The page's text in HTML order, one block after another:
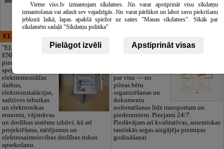
ELECTRIC ENERGY
"ELECTRIC
ENERGY Kandava"
piedāvā pilna
spektra
elektromontāžas
darbus,
elektroinstalācijas,
sadzīves tehnikas
un elektronikas
remontu, vājstrāvas
un drošības sistēmu izbūvi, kā arī
projektēšanu, mērījumus un
elektrosaimniecības drošības riskus
apsekošanu.
PAKALPOJUMI, SIA
par visu — no
pilnas bēru
organizēšanas un
dokumentu
noformēšanas līdz transportam un
piederumiem. Pieejami 24/7.
Piedāvājam arī kvalitatīvas, autentiskas
tautiskās segas aizgājēja piemiņas
godināšanai.
Vietne viss.lv izmantojam sīkdatnes. Jūs varat apstiprināt visu sīkdatņu
izmantošanai vai atlasīt sev vajadzīgās. Jūs varat pārlūkot un labot savu piekrišanu
jebkurā laikā, lapas apakšā spiežot uz saites "Manas sīkdatnes". Sīkāk par
sīkdatnēm sadaļā "Sīkdatņu politika"
Pielāgot izvēli Apstiprināt visas